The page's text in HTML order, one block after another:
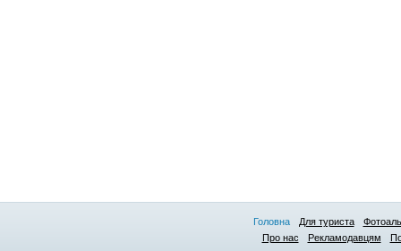
Головна Для туриста
Про нас
Рекламодавцям